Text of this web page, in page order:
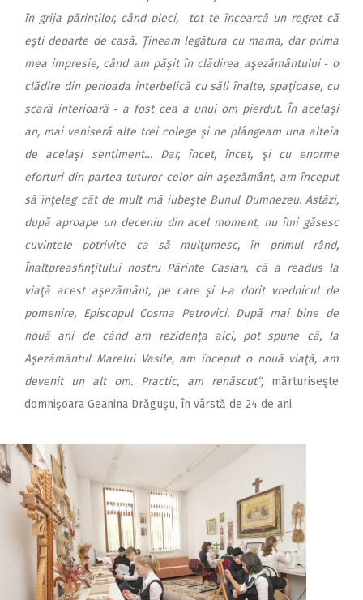
în grija părinţilor, când pleci, tot te încearcă un regret că
eşti departe de casă. Țineam legătura cu mama, dar prima
mea impresie, când am păşit în clădirea aşezământului ‑ o
clădire din perioada interbelică cu săli înalte, spaţioase, cu
scară interioară ‑ a fost cea a unui om pierdut. În acelaşi
an, mai veniseră alte trei colege şi ne plângeam una alteia
de acelaşi sentiment… Dar, încet, încet, şi cu enorme
eforturi din partea tuturor celor din aşezământ, am început
să înţeleg cât de mult mă iubeşte Bunul Dumnezeu. Astăzi,
după aproape un deceniu din acel moment, nu îmi găsesc
cuvintele potrivite ca să mulţumesc, în primul rând,
Înaltpreasfinţitului nostru Părinte Casian, că a readus la
viaţă acest aşezământ, pe care şi l‑a dorit vrednicul de
pomenire, Episcopul Cosma Petrovici. După mai bine de
nouă ani de când am rezidenţa aici, pot spune că, la
Aşezământul Marelui Vasile, am început o nouă viaţă, am
devenit un alt om. Practic, am renăscut“, mărturiseşte
domnişoara Geanina Drăguşu, în vârstă de 24 de ani.